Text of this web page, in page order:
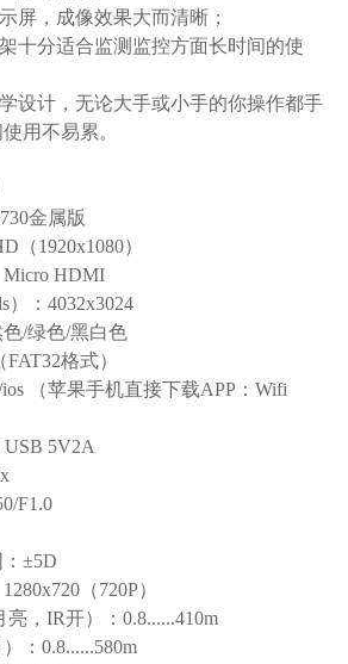
屏，成像效果大而清晰；
十分适合监测监控方面长时间的使
设计，无论大手或小手的你操作都手
用不易累。
金属版
（1920x1080）
HDMI
）：4032x3024
/绿色/黑白色
FAT32格式）
（苹果手机直接下载APP：Wifi
5V2A
F1.0
±5D
（720P）
，IR开）：0.8......410m
：0.8......580m